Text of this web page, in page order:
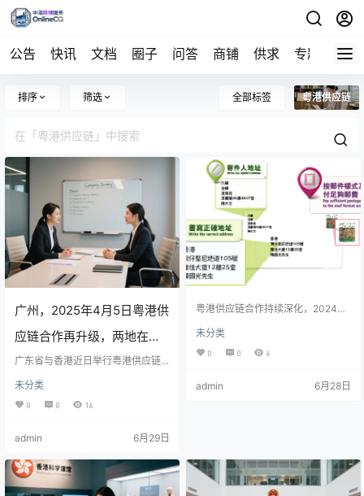
公告 快讯 文档 圈子 问答 商铺 供求 专题 导航
排序 筛选 全部标签 粤港供应链
广州，2025年4月5日粤港供
应链合作再升级，两地在物
流、贸易及技术协同方面达
成多项新共识，旨在提升区
广东省与香港近日举行粤港供应链
息共享及绿色供应链建设。双方将
推进“智慧物流”项目，利用大数据和
人工智能提升通关效率，并设立风
合作旨在加强粤港澳大湾区一体化
动试点项目，推动供应链高质量发
展。
未分类
0 0 16
admin 6月29日
粤港供应链合作持续深化，2024年
8.2%，广东作为香港最大贸易伙
伴，出口机电、电子等产品。两地
在物流、贸易及产业协同方面取得
化等措施提升效率。粤港合作模式
未分类
0 0 6
admin 6月28日